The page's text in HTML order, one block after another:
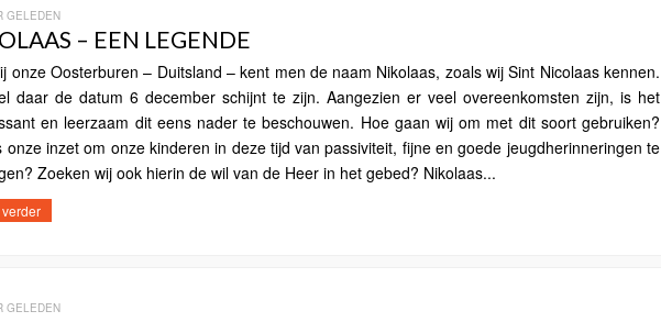
GELEDEN
– EEN LEGENDE
onze Oosterburen – Duitsland – kent men de naam Nikolaas, zoals wij Sint Nicolaas kennen.
daar de datum 6 december schijnt te zijn. Aangezien er veel overeenkomsten zijn, is het
en leerzaam dit eens nader te beschouwen. Hoe gaan wij om met dit soort gebruiken?
onze inzet om onze kinderen in deze tijd van passiviteit, fijne en goede jeugdherinneringen te
Zoeken wij ook hierin de wil van de Heer in het gebed? Nikolaas...
GELEDEN